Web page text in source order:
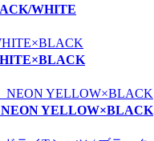
WHITE
YELLOW×BLACK